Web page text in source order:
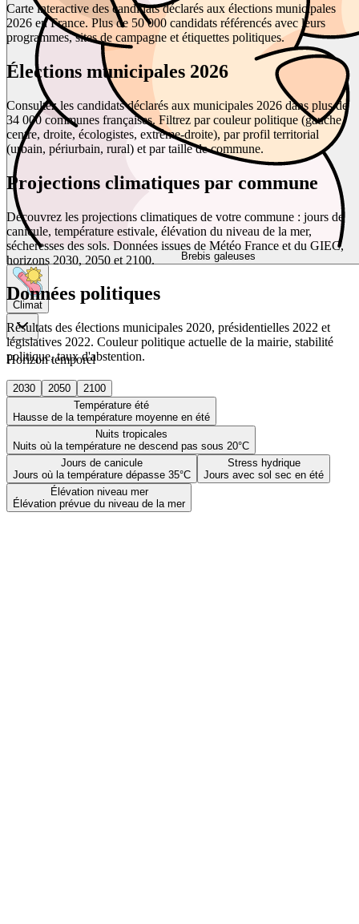
Brebis galeuses
Climat
Horizon temporel
2030 2050
2100
Température été
Hausse de la température moyenne en été
Nuits tropicales
Nuits où la température ne descend pas sous 20°C
Jours de canicule
Jours où la température dépasse 35°C
Stress hydrique
Jours avec sol sec en été
Élévation niveau mer
Élévation prévue du niveau de la mer
Carte interactive des candidats déclarés aux élections municipales
2026 en France. Plus de 50 000 candidats référencés avec leurs
programmes, sites de campagne et étiquettes politiques.
Élections municipales 2026
Consultez les candidats déclarés aux municipales 2026 dans plus de
34 000 communes françaises. Filtrez par couleur politique (gauche,
centre, droite, écologistes, extrême-droite), par profil territorial
(urbain, périurbain, rural) et par taille de commune.
Projections climatiques par commune
Découvrez les projections climatiques de votre commune : jours de
canicule, température estivale, élévation du niveau de la mer,
sécheresses des sols. Données issues de Météo France et du GIEC,
horizons 2030, 2050 et 2100.
Données politiques
Résultats des élections municipales 2020, présidentielles 2022 et
législatives 2022. Couleur politique actuelle de la mairie, stabilité
politique, taux d'abstention.